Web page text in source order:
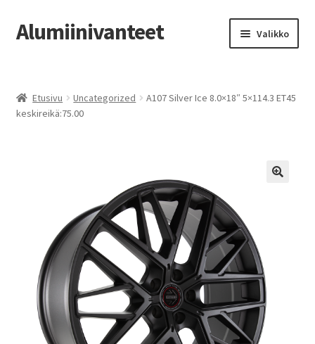
Siirry
navigointiin
Siirry
sisältöön
Alumiinivanteet Valikko
Kauppa
Vanteiden osto-opas
Auton renkaat
Yhteystiedot
Etusivu Uncategorized
A107 Silver Ice 8.0×18″ 5×114.3 ET45
keskireikä:75.00